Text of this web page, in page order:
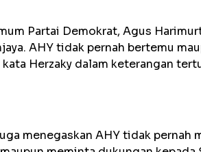
Partai Demokrat, Agus
AHY tidak pernah bertemu
kata Herzaky dalam keterangan
menegaskan AHY tidak